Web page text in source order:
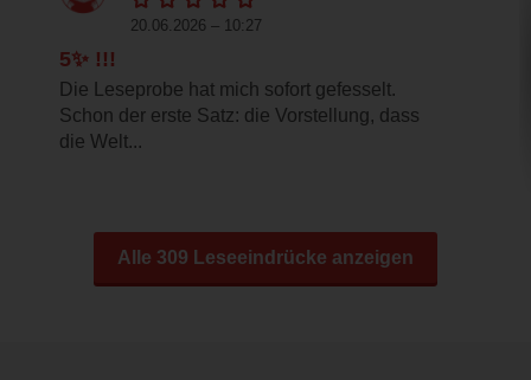
20.06.2026 – 10:27
5✨ !!!
Die Leseprobe hat mich sofort gefesselt.
Schon der erste Satz: die Vorstellung, dass
die Welt...
Alle 309 Leseeindrücke anzeigen